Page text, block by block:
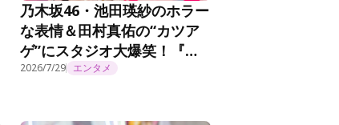
乃木坂46・池田瑛紗のホラー
な表情＆田村真佑の“カツア
ゲ”にスタジオ大爆笑！『乃
木坂工事延長中』#572
2026/7/29 エンタメ